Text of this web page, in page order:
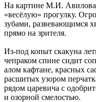
На картине М.И. Авилова
«весёлую» прогулку.
зубами, развевающимся
прямо на зрителя.
Из-под копыт скакуна
чепраком спине сидит
алом кафтане, красных
расшитых узором
рядом царевича с
и озорной смелостью.